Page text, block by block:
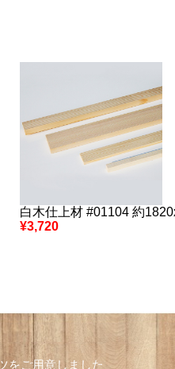
白木仕上材 #01104 約
¥3,720
をご用意しました